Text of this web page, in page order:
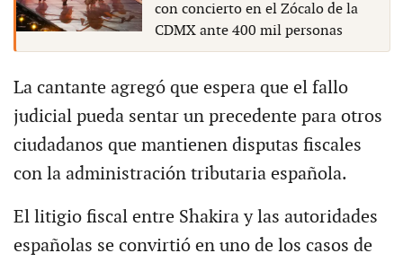
con concierto en el Zócalo de la
CDMX ante 400 mil personas
La cantante agregó que espera que el fallo
judicial pueda sentar un precedente para otros
ciudadanos que mantienen disputas fiscales
con la administración tributaria española.
El litigio fiscal entre Shakira y las autoridades
españolas se convirtió en uno de los casos de